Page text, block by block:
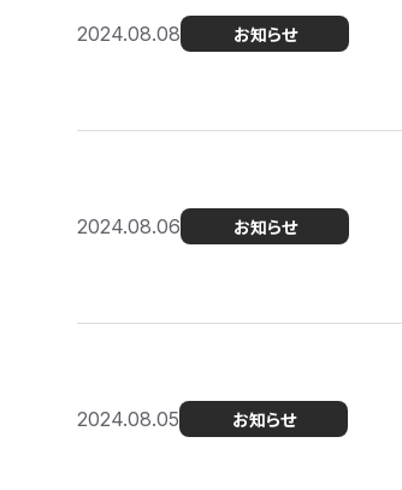
2024.08.08 お知らせ
2024.08.06 お知らせ
2024.08.05 お知らせ